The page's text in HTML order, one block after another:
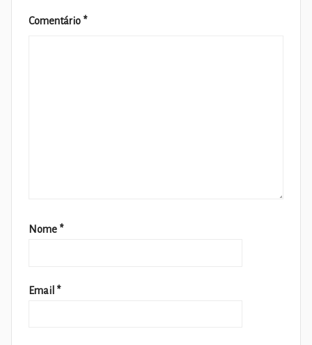
Comentário *
Nome *
Email *